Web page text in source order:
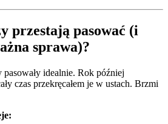
przestają pasować (i
sprawa)?
idealnie. Rok później
czas przekręcałem je w ustach. Brzmi